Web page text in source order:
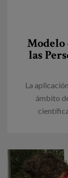
Modelo
las
La
ámbito